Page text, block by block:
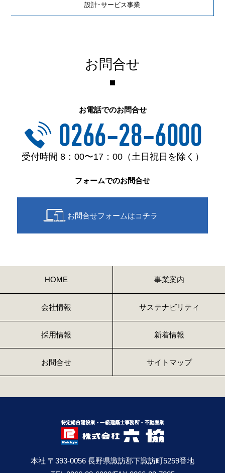
設計･サービス事業
お問合せ
お電話でのお問合せ
受付時間 8：00〜17：00（土日祝日を除く）
フォームでのお問合せ
お問合せフォームはコチラ
HOME 事業案内
会社情報 サステナビリティ
採用情報 新着情報
お問合せ サイトマップ
本社 〒393-0056 長野県諏訪郡下諏訪町5259番地